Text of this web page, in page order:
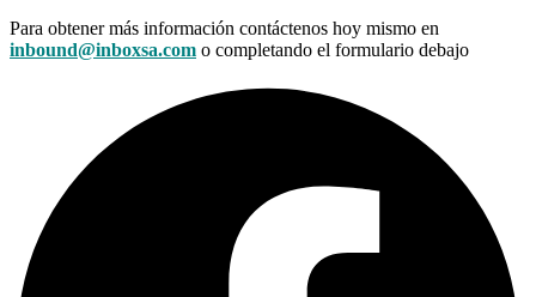
Para obtener más información contáctenos hoy mismo en
inbound@inboxsa.com o completando el formulario debajo